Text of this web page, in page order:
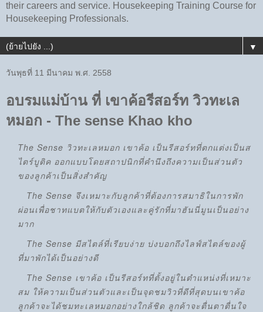
their careers and service. Housekeeping Training Course for
Housekeeping Professionals.
▼
วันพุธที่ 11 มีนาคม พ.ศ. 2558
อบรมแม่บ้าน ที่ เขาค้อรีสอร์ท วิวทะเล
หมอก - The sense Khao kho
The Sense วิวทะเลหมอก เขาค้อ เป็นรีสอร์ทที่ตกแต่งเป็นส
ไตร์บูติค ออกแบบโดยสถาปนิกที่คำนึงถึงความเป็นส่วนตัว
ของลูกค้าเป็นสิ่งสำคัญ
The Sense จึงเหมาะกับลูกค้าที่ต้องการสมาธิในการพัก
ผ่อนเพื่อชาทแบตให้กับตัวเองและคู่รักที่มาฮันนี่มูนเป็นอย่าง
มาก
The Sense มีสไตล์ที่เรียบง่าย บ่งบอกถึงไลฟ์สไตล์ของผู้
ที่มาพักได้เป็นอย่างดี
The Sense เขาค้อ เป็นรีสอร์ทที่ตั้งอยู่ในตำแหน่งที่เหมาะ
สม ให้ความเป็นส่วนตัวและเป็นจุดชมวิวที่ดีที่สุดบนเขาค้อ
ลูกค้าจะได้ชมทะเลหมอกอย่างใกล้ชิด ลูกค้าจะตื่นตาตื่นใจ